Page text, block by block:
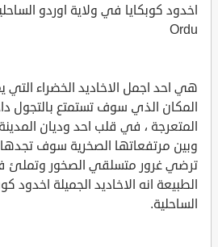
Ordu
هي احد اجمل الاخاديد الخضراء التي
المكان الذي سوف تستمتع بالتجول
المتعرجة ، في قلب احد وديان
وبين مرتفعاتها الصخرية سوف تجدها
ترضي غرور متسلقي الصخور
الطبيعة انه الاخاديد الجميلة اخدود
الساحلية.